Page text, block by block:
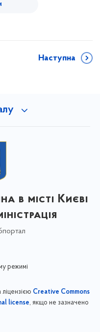
Наступна
в місті Києві
режимі
Creative Commons
license, якщо не зазначено